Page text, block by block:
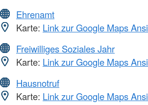
Ehrenamt
Karte: Link zur Google Maps
Freiwilliges Soziales Jahr
Karte: Link zur Google Maps
Hausnotruf
Karte: Link zur Google Maps